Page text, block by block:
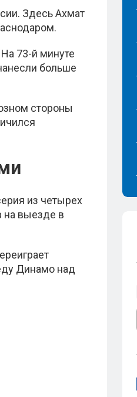
Здесь Ахмат
73-й минуте
больше
стороны
из четырех
на выезде в
Динамо над